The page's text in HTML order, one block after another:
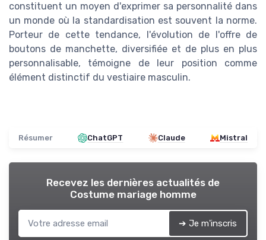
constituent un moyen d'exprimer sa personnalité dans
un monde où la standardisation est souvent la norme.
Porteur de cette tendance, l'évolution de l'offre de
boutons de manchette, diversifiée et de plus en plus
personnalisable, témoigne de leur position comme
élément distinctif du vestiaire masculin.
Résumer ChatGPT Claude Mistral
Recevez les dernières actualités de
Costume mariage homme
➔ Je m'inscris